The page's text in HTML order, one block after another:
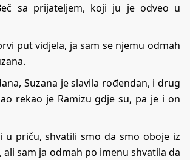
sa prijateljem, koji ju je odveo u
put vidjela, ja sam se njemu odmah
Suzana je slavila rođendan, i drug
rekao je Ramizu gdje su, pa je i on
u priču, shvatili smo da smo oboje iz
ali sam ja odmah po imenu shvatila da